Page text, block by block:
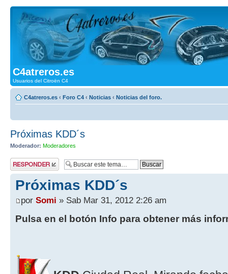
C4atreros.es
Usuarios del Citroën C4
C4atreros.es ‹ Foro C4 ‹ Noticias ‹ Noticias del foro.
Próximas KDD´s
Moderador: Moderadores
Publicar una
respuesta
Próximas KDD´s
por Somi » Sab Mar 31, 2012 2:26 am
Pulsa en el botón Info para obtener más